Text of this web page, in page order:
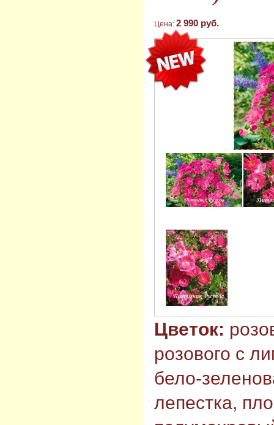
Цена: 2 990 руб.
Цветок:
розового с
бело-
лепестка,